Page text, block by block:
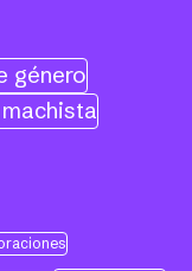
género